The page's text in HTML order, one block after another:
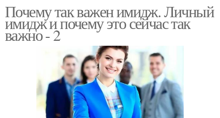
Почему так важен имидж. Личный
имидж и почему это сейчас так
важно - 2